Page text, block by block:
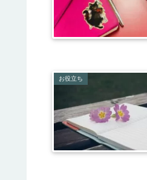
お役立ち